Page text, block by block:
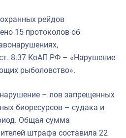
рейдов
15 протоколов об
8.37 КоАП РФ – «Нарушение
рыболовство».
– лов запрещенных
биоресурсов – судака и
Общая сумма
штрафа составила 22